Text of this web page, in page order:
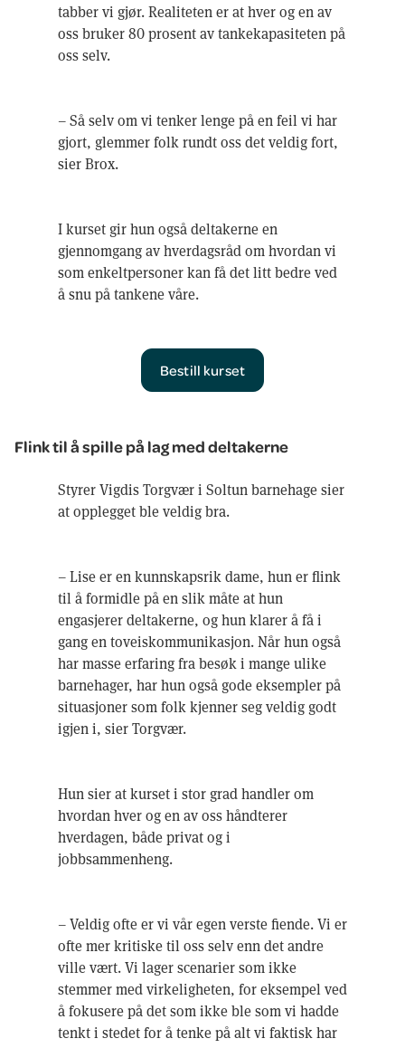
tabber vi gjør. Realiteten er at hver og en av
oss bruker 80 prosent av tankekapasiteten på
oss selv.
– Så selv om vi tenker lenge på en feil vi har
gjort, glemmer folk rundt oss det veldig fort,
sier Brox.
I kurset gir hun også deltakerne en
gjennomgang av hverdagsråd om hvordan vi
som enkeltpersoner kan få det litt bedre ved
å snu på tankene våre.
Bestill kurset
Flink til å spille på lag med deltakerne
Styrer Vigdis Torgvær i Soltun barnehage sier
at opplegget ble veldig bra.
– Lise er en kunnskapsrik dame, hun er flink
til å formidle på en slik måte at hun
engasjerer deltakerne, og hun klarer å få i
gang en toveiskommunikasjon. Når hun også
har masse erfaring fra besøk i mange ulike
barnehager, har hun også gode eksempler på
situasjoner som folk kjenner seg veldig godt
igjen i, sier Torgvær.
Hun sier at kurset i stor grad handler om
hvordan hver og en av oss håndterer
hverdagen, både privat og i
jobbsammenheng.
– Veldig ofte er vi vår egen verste fiende. Vi er
ofte mer kritiske til oss selv enn det andre
ville vært. Vi lager scenarier som ikke
stemmer med virkeligheten, for eksempel ved
å fokusere på det som ikke ble som vi hadde
tenkt i stedet for å tenke på alt vi faktisk har